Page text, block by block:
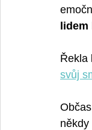
lidem
Řekla
svůj